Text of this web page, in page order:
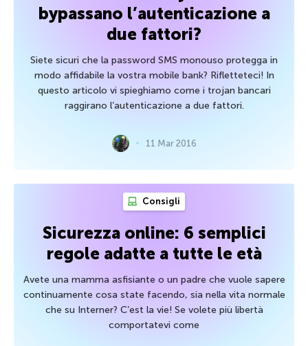
bypassano l’autenticazione a
due fattori?
Siete sicuri che la password SMS monouso protegga in
modo affidabile la vostra mobile bank? Rifletteteci! In
questo articolo vi spieghiamo come i trojan bancari
raggirano l’autenticazione a due fattori.
11 Mar 2016
Consigli
Sicurezza online: 6 semplici
regole adatte a tutte le età
Avete una mamma asfisiante o un padre che vuole sapere
continuamente cosa state facendo, sia nella vita normale
che su Interner? C’est la vie! Se volete più libertà
comportatevi come